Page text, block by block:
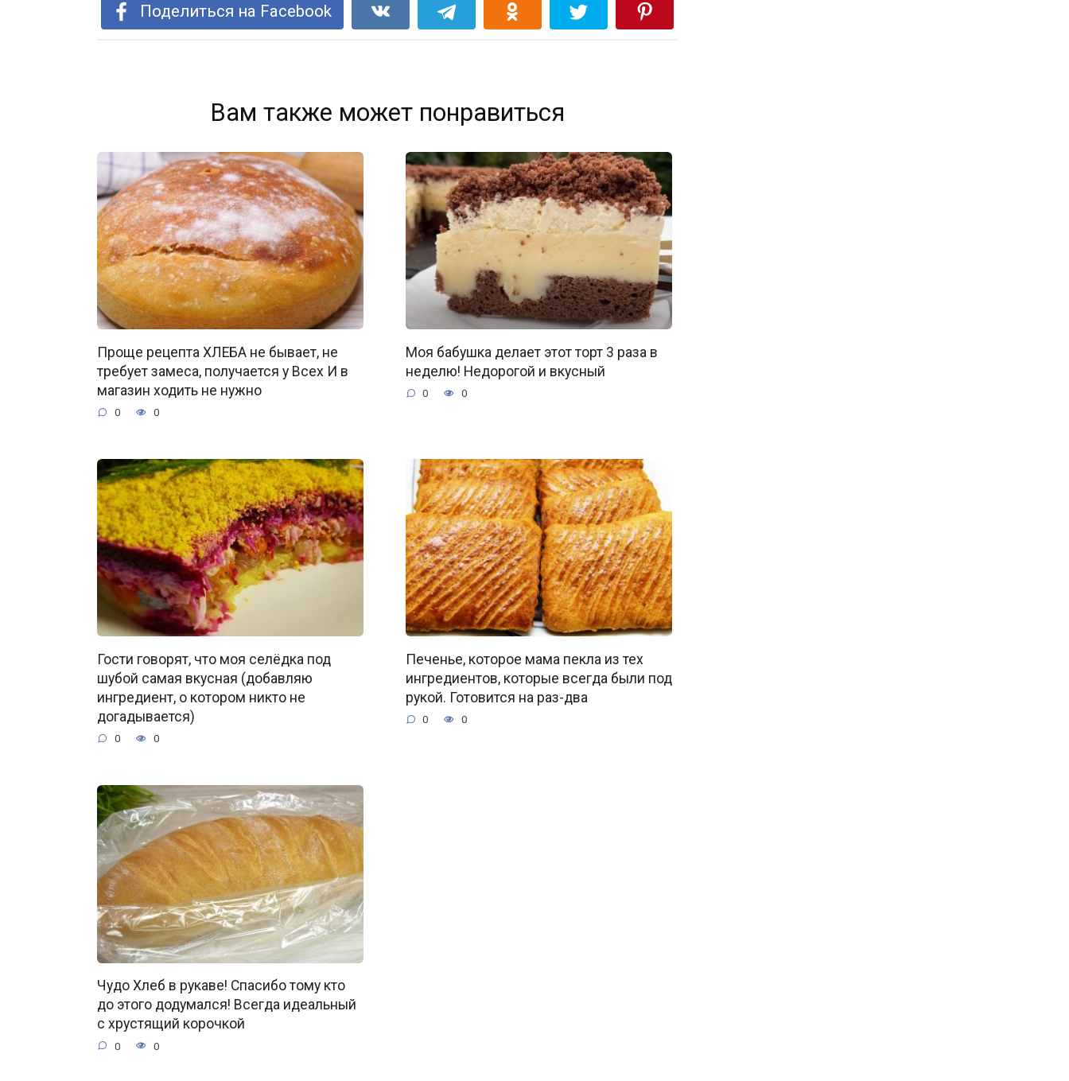
Поделиться на Facebook
Вам также может понравиться
Проще рецепта ХЛЕБА не бывает, не
требует замеса, получается у Всех И в
магазин ходить не нужно
0 0
Моя бабушка делает этот торт 3 раза в
неделю! Недорогой и вкусный
0 0
Гости говорят, что моя селёдка под
шубой самая вкусная (добавляю
ингредиент, о котором никто не
догадывается)
0 0
Печенье, которое мама пекла из тех
ингредиентов, которые всегда были под
рукой. Готовится на раз-два
0 0
Чудо Хлеб в рукаве! Спасибо тому кто
до этого додумался! Всегда идеальный
с хрустящий корочкой
0 0